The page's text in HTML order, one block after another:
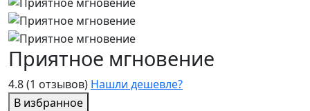
4.8(1 отзывов) Нашли дешевле?
В избранное
Приятное мгновение